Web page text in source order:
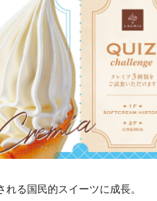
る国民的スイーツに成長。